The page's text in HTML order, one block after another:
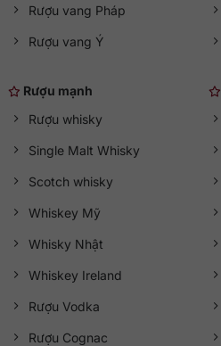
Rượu vang Pháp
Rượu vang Ý
Rượu mạnh
Rượu whisky
Single Malt Whisky
Scotch whisky
Whiskey Mỹ
Whisky Nhật
Whiskey Ireland
Rượu Vodka
Rượu Cognac